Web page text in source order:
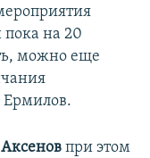
на 20
можно еще
Ермилов.
при этом